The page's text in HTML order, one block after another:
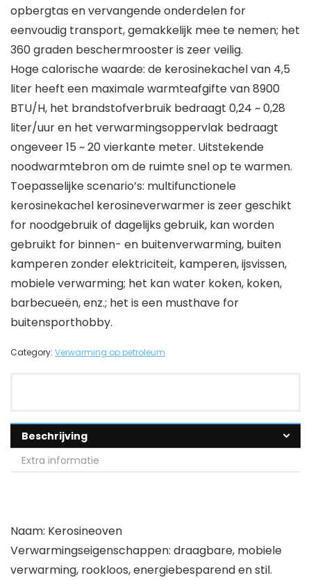
opbergtas en vervangende onderdelen for
eenvoudig transport, gemakkelijk mee te nemen; het
360 graden beschermrooster is zeer veilig.
Hoge calorische waarde: de kerosinekachel van 4,5
liter heeft een maximale warmteafgifte van 8900
BTU/H, het brandstofverbruik bedraagt ​​0,24 ~ 0,28
liter/uur en het verwarmingsoppervlak bedraagt ​​
ongeveer 15 ~ 20 vierkante meter. Uitstekende
noodwarmtebron om de ruimte snel op te warmen.
Toepasselijke scenario’s: multifunctionele
kerosinekachel kerosineverwarmer is zeer geschikt
for noodgebruik of dagelijks gebruik, kan worden
gebruikt for binnen- en buitenverwarming, buiten
kamperen zonder elektriciteit, kamperen, ijsvissen,
mobiele verwarming; het kan water koken, koken,
barbecueën, enz.; het is een musthave for
buitensporthobby.
Category: Verwarming op petroleum
Beschrijving
Extra informatie
Naam: Kerosineoven
Verwarmingseigenschappen: draagbare, mobiele
verwarming, rookloos, energiebesparend en stil.